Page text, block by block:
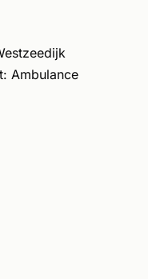
Ambulance